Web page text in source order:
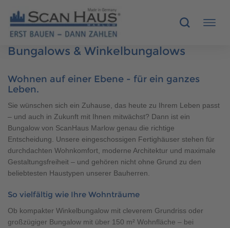
MUSTERHÄUSER
SCANHAUS-VORTEILE
RUND UMS BAUEN
ÜBER UNS
KONTAKT
Bungalows & Winkelbungalows
Wohnen auf einer Ebene - für ein ganzes
Leben.
Sie wünschen sich ein Zuhause, das heute zu Ihrem Leben passt
– und auch in Zukunft mit Ihnen mitwächst? Dann ist ein
Bungalow von ScanHaus Marlow genau die richtige
Entscheidung. Unsere eingeschossigen Fertighäuser stehen für
durchdachten Wohnkomfort, moderne Architektur und maximale
Gestaltungsfreiheit – und gehören nicht ohne Grund zu den
beliebtesten Haustypen unserer Bauherren.
So vielfältig wie Ihre Wohnträume
Ob kompakter Winkelbungalow mit cleverem Grundriss oder
großzügiger Bungalow mit über 150 m² Wohnfläche – bei